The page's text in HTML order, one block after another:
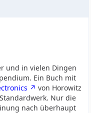
und in vielen Dingen
Ein Buch mit
von Horowitz
Nur die
nach überhaupt